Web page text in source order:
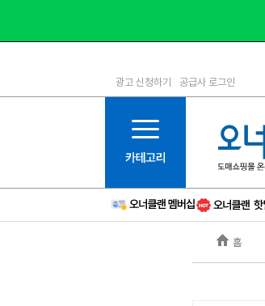
1등급
6등급
11등급
12등급
15등급
16등급
광고 신청하기 공급사 로그인
홈